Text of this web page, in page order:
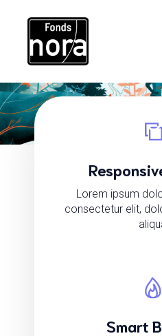
Lorem ipsum
consectetur elit,
Smart